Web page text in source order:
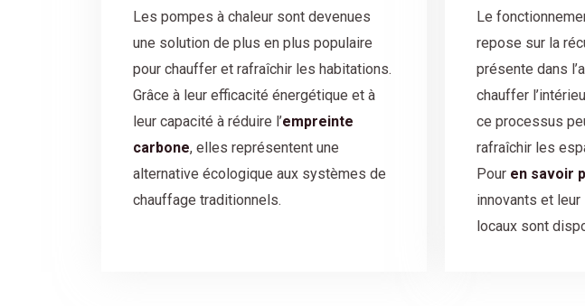
Les pompes à chaleur sont devenues
une solution de plus en plus populaire
pour chauffer et rafraîchir les habitations.
Grâce à leur efficacité énergétique et à
leur capacité à réduire l’empreinte
carbone, elles représentent une
alternative écologique aux systèmes de
chauffage traditionnels.
Le
repose sur la
présente dans
chauffer
ce processus
rafraîchir les
Pour en savoir
innovants et
locaux sont